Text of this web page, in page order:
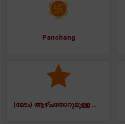
Panchang
(മേടം) ആഴ്ചതോറുമുള്ള ജാതകം